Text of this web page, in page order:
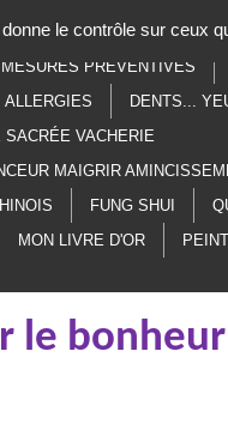
LITHOTHÉRAPIE
PRÉVENTIVES
ALLERGIES DENTS...
SACRÉE VACHERIE
MAIGRIR
FUNG SHUI
MON LIVRE D'OR
le
le contrôle sur ceux